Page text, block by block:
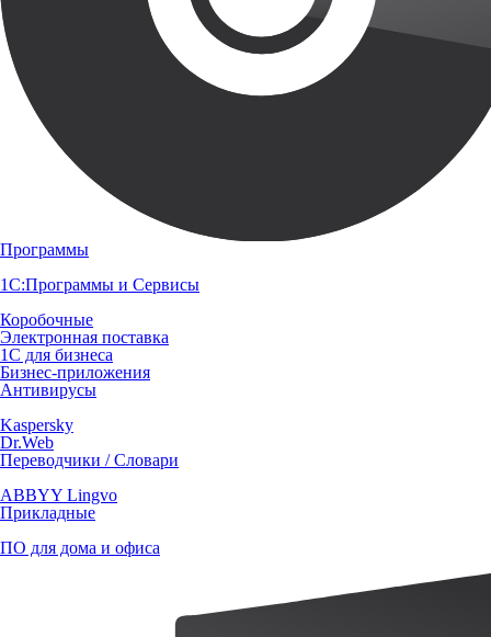
Программы
1С:Программы и Сервисы
Коробочные
Электронная поставка
1С для бизнеса
Бизнес-приложения
Антивирусы
Kaspersky
Dr.Web
Переводчики / Словари
ABBYY Lingvo
Прикладные
ПО для дома и офиса